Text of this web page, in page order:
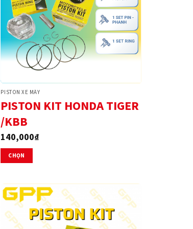
PISTON XE MÁY
PISTON KIT HONDA TIGER
/KBB
140,000₫
CHỌN
này
có
nhiều